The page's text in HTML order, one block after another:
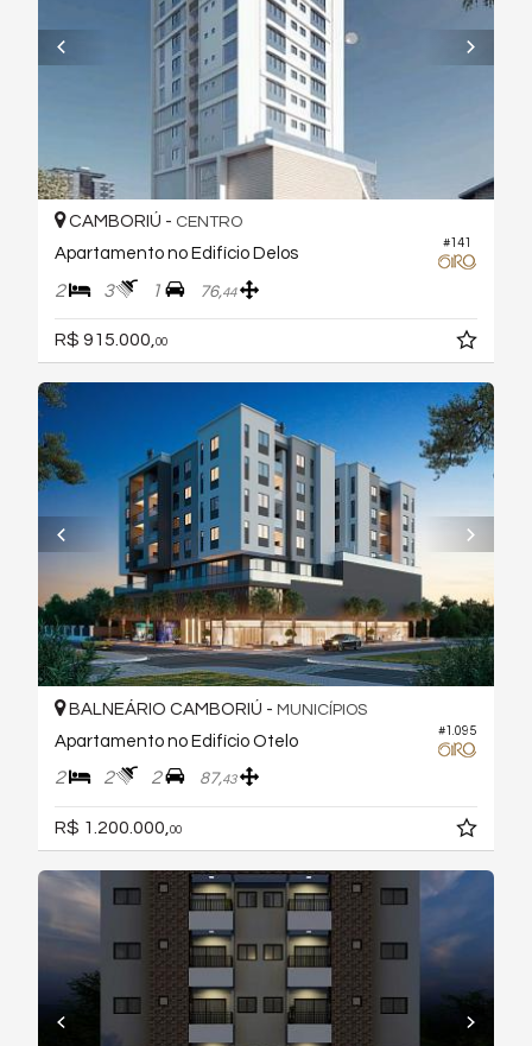
#141
CAMBORIÚ - CENTRO
Apartamento no Edifício Delos
2 3 1 76,44
R$ 915.000,00
#1.095
BALNEÁRIO CAMBORIÚ - MUNICÍPIOS
Apartamento no Edifício Otelo
2 2 2 87,43
R$ 1.200.000, 00